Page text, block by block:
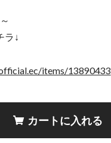
ラ↓
items/13890433
カートに入れる